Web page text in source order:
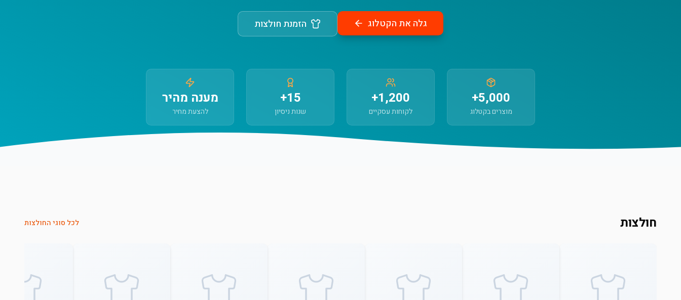
גלה את הקטלוג הזמנת חולצות
5,000+
מוצרים בקטלוג
1,200+
לקוחות עסקיים
15+
שנות ניסיון
מענה מהיר
להצעת מחיר
חולצות לכל סוגי החולצות